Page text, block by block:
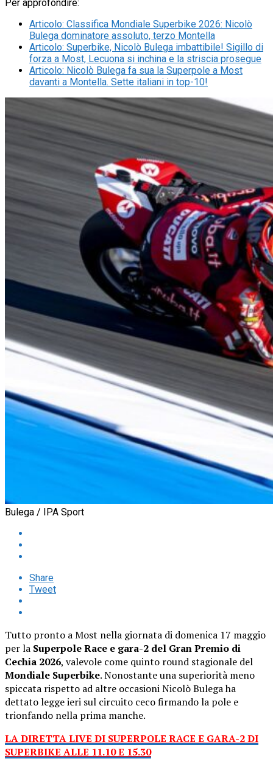
Per approfondire:
Articolo: Classifica Mondiale Superbike 2026: Nicolò
Bulega dominatore assoluto, terzo Montella
Articolo: Superbike, Nicolò Bulega imbattibile! Sigillo di
forza a Most, Lecuona si inchina e la striscia prosegue
Articolo: Nicolò Bulega fa sua la Superpole a Most
davanti a Montella. Sette italiani in top-10!
Bulega / IPA Sport
Share
Tweet
Tutto pronto a Most nella giornata di domenica 17 maggio
per la Superpole Race e gara-2 del Gran Premio di
Cechia 2026, valevole come quinto round stagionale del
Mondiale Superbike. Nonostante una superiorità meno
spiccata rispetto ad altre occasioni Nicolò Bulega ha
dettato legge ieri sul circuito ceco firmando la pole e
trionfando nella prima manche.
LA DIRETTA LIVE DI SUPERPOLE RACE E GARA-2 DI
SUPERBIKE ALLE 11.10 E 15.30